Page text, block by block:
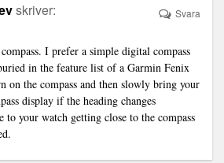
skriver:
compass. I prefer a simple digital compass
in the feature list of a Garmin Fenix
on the compass and then slowly bring your
display if the heading changes
to your watch getting close to the compass
Svara